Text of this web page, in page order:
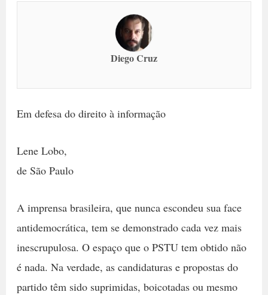
Diego Cruz
Em defesa do direito à informação
Lene Lobo,
de São Paulo
A imprensa brasileira, que nunca escondeu sua face
antidemocrática, tem se demonstrado cada vez mais
inescrupulosa. O espaço que o PSTU tem obtido não
é nada. Na verdade, as candidaturas e propostas do
partido têm sido suprimidas, boicotadas ou mesmo